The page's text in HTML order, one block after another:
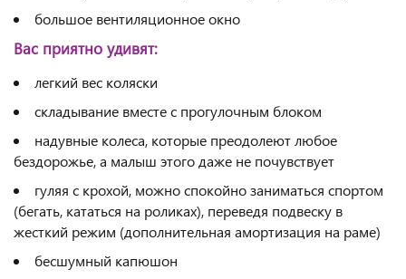
большое вентиляционное окно
Вас приятно удивят:
легкий вес коляски
складывание вместе с прогулочным блоком
надувные колеса, которые преодолеют любое
бездорожье, а малыш этого даже не почувствует
гуляя с крохой, можно спокойно заниматься спортом
(бегать, кататься на роликах), переведя подвеску в
жесткий режим (дополнительная амортизация на раме)
бесшумный капюшон